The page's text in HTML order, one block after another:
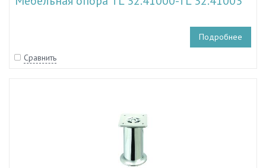
Подробнее
Сравнить